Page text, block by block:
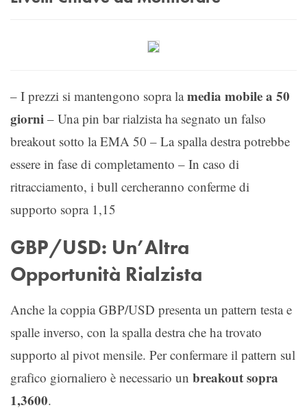
– I prezzi si mantengono sopra lamedia mobile a 50
giorni – Una pin bar rialzista ha segnato un falso
breakout sotto la EMA 50 – La spalla destra potrebbe
essere in fase di completamento – In caso di
ritracciamento, i bull cercheranno conferme di
supporto sopra 1,15
GBP/USD: Un’Altra
Opportunità Rialzista
Anche la coppia GBP/USD presenta un pattern testa e
spalle inverso, con la spalla destra che ha trovato
supporto al pivot mensile. Per confermare il pattern sul
grafico giornaliero è necessario un breakout sopra
1,3600.